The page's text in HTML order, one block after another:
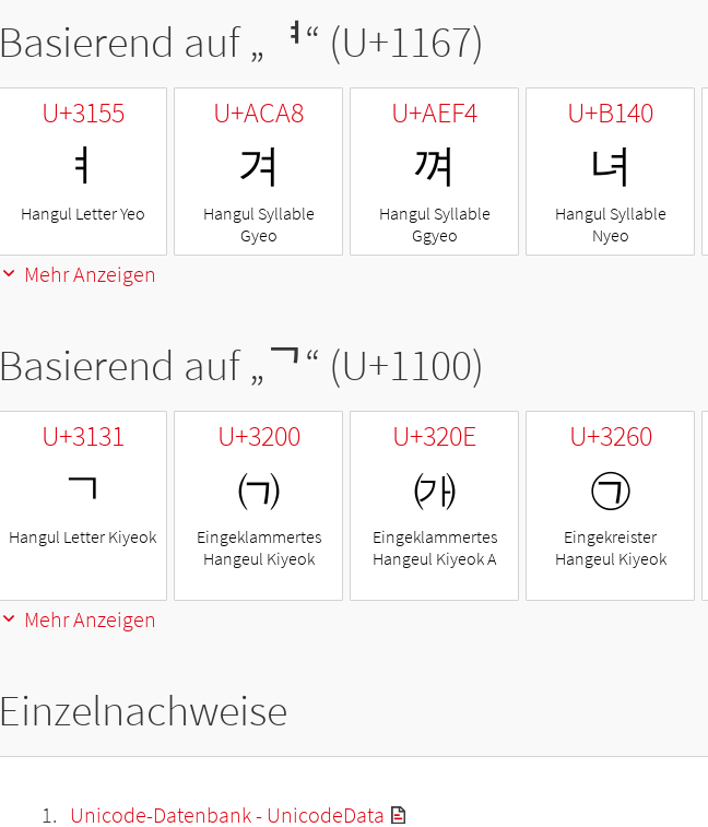
Basierend auf „ ᅧ“ (U+1167)
U+3155
ㅕ
Hangul Letter Yeo
U+ACA8
겨
Hangul Syllable
Gyeo
U+AEF4
껴
Hangul Syllable
Ggyeo
U+B140
녀
Hangul Syllable
Nyeo
Mehr Anzeigen
Basierend auf „ᄀ“ (U+1100)
U+3131
ㄱ
Hangul Letter Kiyeok
U+3200
㈀
Eingeklammertes
Hangeul Kiyeok
U+320E
㈎
Eingeklammertes
Hangeul Kiyeok A
U+3260
㉠
Eingekreister
Hangeul Kiyeok
Mehr Anzeigen
Einzelnachweise
Unicode-Datenbank - UnicodeData